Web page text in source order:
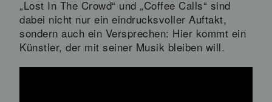
„Lost In The Crowd“ und „Coffee Calls“ sind
dabei nicht nur ein eindrucksvoller Auftakt,
sondern auch ein Versprechen: Hier kommt ein
Künstler, der mit seiner Musik bleiben will.